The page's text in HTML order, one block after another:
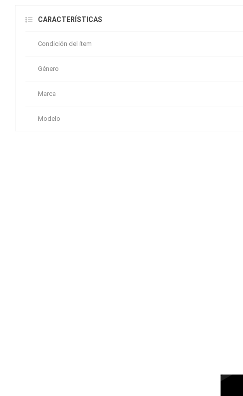
CARACTERÍSTICAS
Condición del ítem
Género
Marca
Modelo